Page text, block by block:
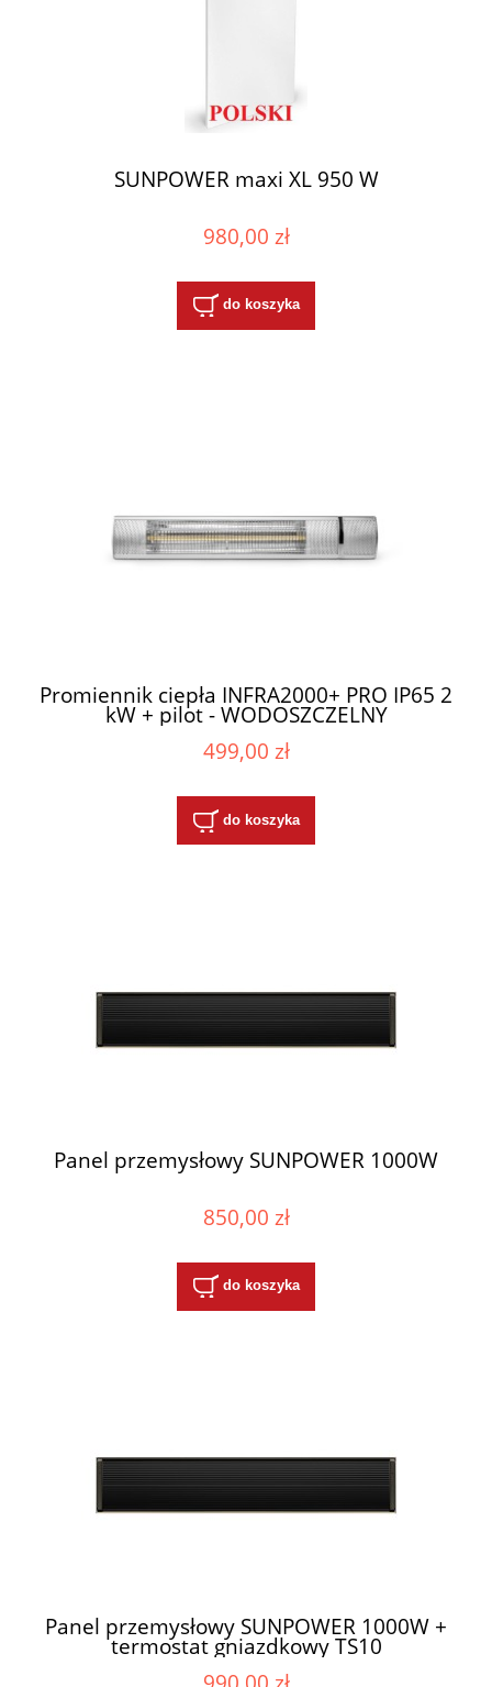
SUNPOWER maxi XL 950 W
980,00 zł
do koszyka
Promiennik ciepła INFRA2000+ PRO IP65 2
kW + pilot - WODOSZCZELNY
499,00 zł
do koszyka
Panel przemysłowy SUNPOWER 1000W
850,00 zł
do koszyka
Panel przemysłowy SUNPOWER 1000W +
termostat gniazdkowy TS10